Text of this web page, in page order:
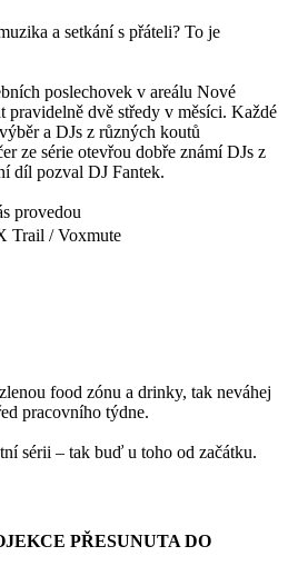
a setkání s přáteli? To je
poslechovek v areálu Nové
pravidelně dvě středy v měsíci. Každé
a DJs z různých koutů
ze série otevřou dobře známí DJs z
díl pozval DJ Fantek.
provedou
Trail / Voxmute
food zónu a drinky, tak neváhej
pracovního týdne.
sérii – tak buď u toho od začátku.
PŘESUNUTA DO